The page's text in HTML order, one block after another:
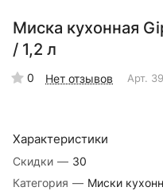
Миска кухонная
/ 1,2 л
0 Нет отзывов Арт.
Характеристики
Скидки — 30
Категория — Миски